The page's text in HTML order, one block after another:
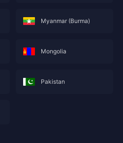
Myanmar (Burma)
Mongolia
Pakistan